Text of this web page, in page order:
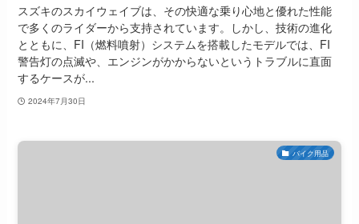
スズキのスカイウェイブは、その快適な乗り心地と優れた性能
で多くのライダーから支持されています。しかし、技術の進化
とともに、FI（燃料噴射）システムを搭載したモデルでは、FI
警告灯の点滅や、エンジンがかからないというトラブルに直面
するケースが...
2024年7月30日
バイク用品